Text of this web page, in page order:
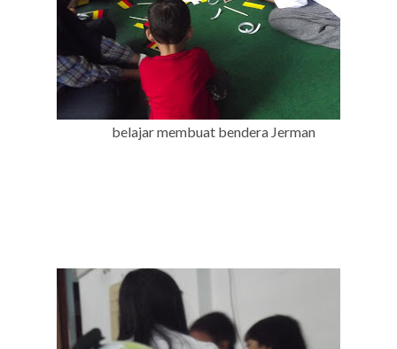
belajar membuat bendera Jerman